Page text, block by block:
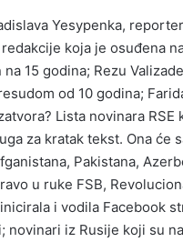
Yesypenka,
koja je osuđena
15 godina; Rezu
od 10 godina;
Lista novinara
za kratak tekst. Ona će
Pakistana,
u ruke FSB,
i vodila Facebook
novinari iz Rusije koji su